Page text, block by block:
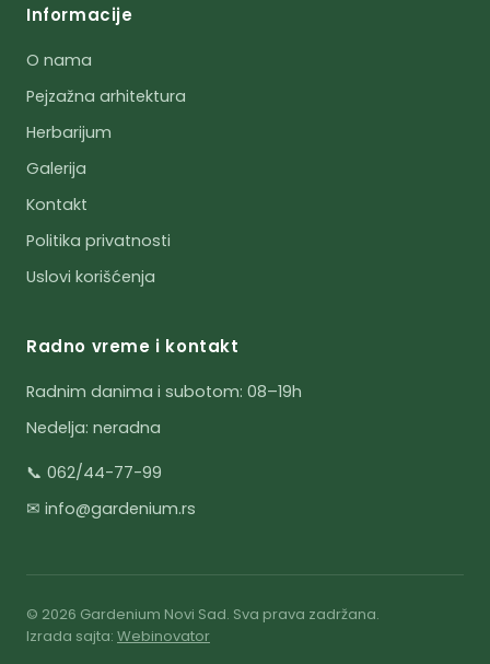
Informacije
O nama
Pejzažna arhitektura
Herbarijum
Galerija
Kontakt
Politika privatnosti
Uslovi korišćenja
Radno vreme i kontakt
Radnim danima i subotom: 08–19h
Nedelja: neradna
📞 062/44-77-99
✉ info@gardenium.rs
© 2026 Gardenium Novi Sad. Sva prava zadržana.
Izrada sajta: Webinovator